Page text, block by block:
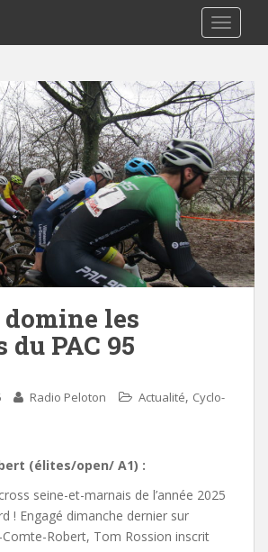
les
du PAC 95
Radio Peloton Actualité, Cyclo-
(élites/open/ A1) :
seine-et-marnais de l’année 2025
! Engagé dimanche dernier sur
Comte-Robert, Tom Rossion inscrit